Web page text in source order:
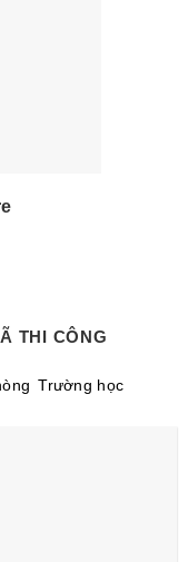
THI CÔNG
Trường học